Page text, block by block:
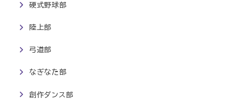
硬式野球部
陸上部
弓道部
なぎなた部
創作ダンス部